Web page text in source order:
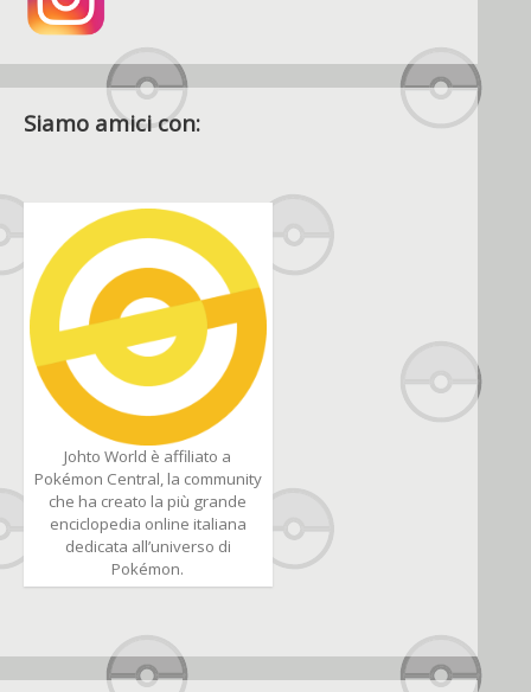
Siamo amici con:
Johto World è affiliato a
Pokémon Central, la community
che ha creato la più grande
enciclopedia online italiana
dedicata all’universo di
Pokémon.